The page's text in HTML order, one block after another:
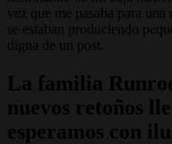
vez que me pasaba para
se estaban produciendo
digna de un post.
La familia
nuevos retoños
esperamos con